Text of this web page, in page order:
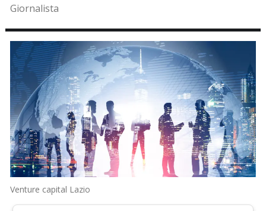
Giornalista
Venture capital Lazio